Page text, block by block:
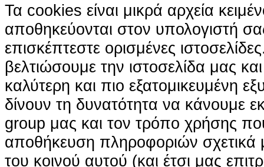
Τα cookies είναι μικρά αρχεία
αποθηκεύονται στον υπολογιστή
επισκέπτεστε ορισμένες
βελτιώσουμε την ιστοσελίδα μας
καλύτερη και πιο εξατομικευμένη
δίνουν τη δυνατότητα να κάνουμε
group μας και τον τρόπο χρήσης
αποθήκευση πληροφοριών σχετικά
του κοινού αυτού (και έτσι μας